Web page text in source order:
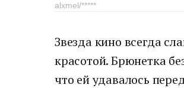
alxmel/*****
Звезда кино всегда
красотой. Брюнетка
что ей удавалось